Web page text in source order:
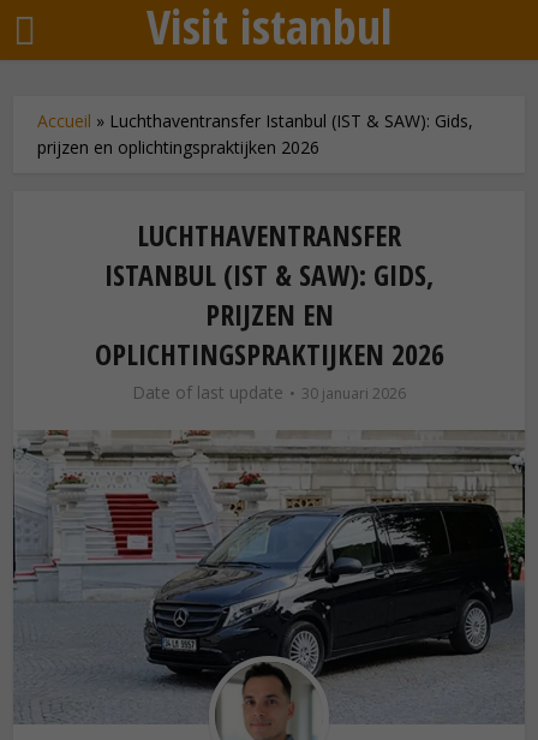
Visit istanbul
Accueil » Luchthaventransfer Istanbul (IST & SAW): Gids,
prijzen en oplichtingspraktijken 2026
LUCHTHAVENTRANSFER
ISTANBUL (IST & SAW): GIDS,
PRIJZEN EN
OPLICHTINGSPRAKTIJKEN 2026
Date of last update 30 januari 2026